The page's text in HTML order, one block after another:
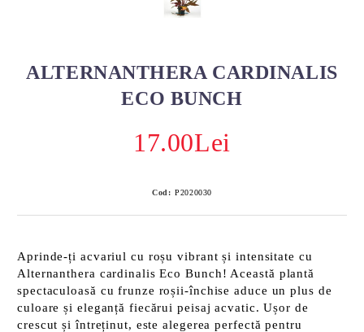
ALTERNANTHERA CARDINALIS
ECO BUNCH
17.00Lei
Cod: P2020030
Aprinde-ți acvariul cu roșu vibrant și intensitate cu
Alternanthera cardinalis Eco Bunch! Această plantă
spectaculoasă cu frunze roșii-închise aduce un plus de
culoare și eleganță fiecărui peisaj acvatic. Ușor de
crescut și întreținut, este alegerea perfectă pentru